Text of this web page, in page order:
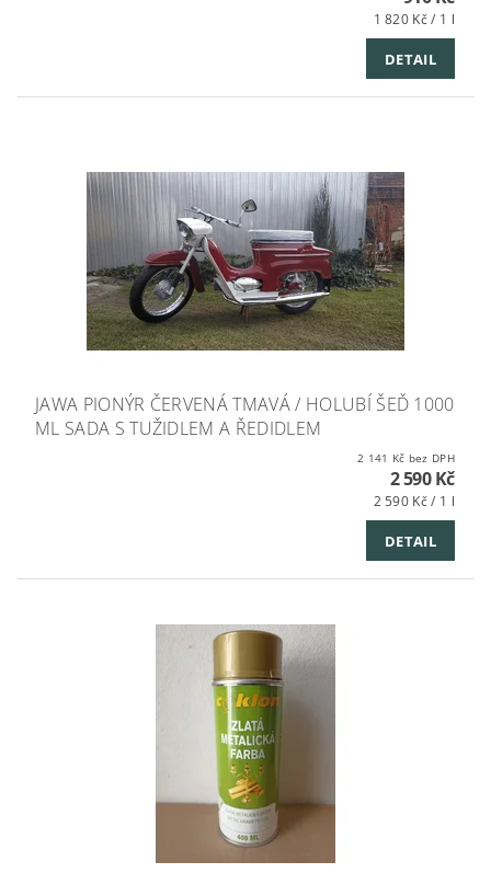
1 820 Kč / 1 l
DETAIL
JAWA PIONÝR ČERVENÁ TMAVÁ / HOLUBÍ ŠEĎ 1000
ML SADA S TUŽIDLEM A ŘEDIDLEM
2 141 Kč bez DPH
2 590 Kč
2 590 Kč / 1 l
DETAIL